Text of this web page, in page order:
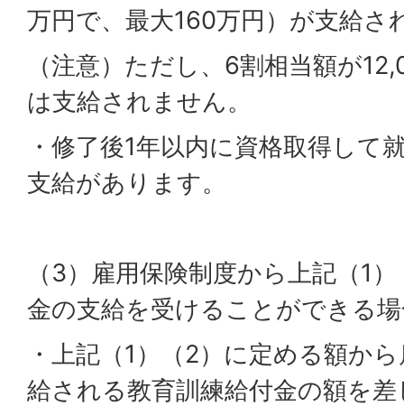
万円で、最大160万円）が支給さ
（注意）ただし、6割相当額が
は支給されません。
・修了後1年以内に資格取得して
支給があります。
（3）雇用保険制度から上記（1
金の支給を受けることができる
・上記（1）（2）に定める額か
給される教育訓練給付金の額を